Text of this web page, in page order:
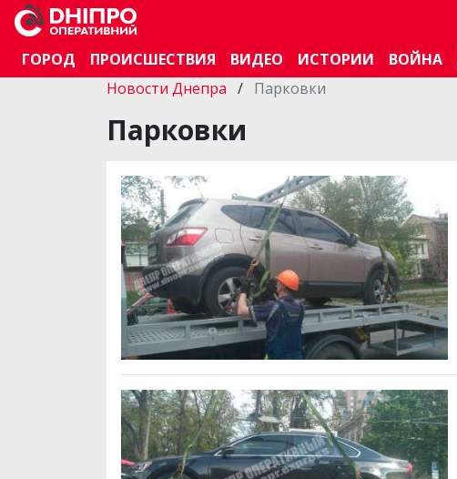
ГОРОД
ПРОИСШЕСТВИЯ ВИДЕО ИСТОРИИ ВОЙНА
Новости Днепра / Парковки
Парковки